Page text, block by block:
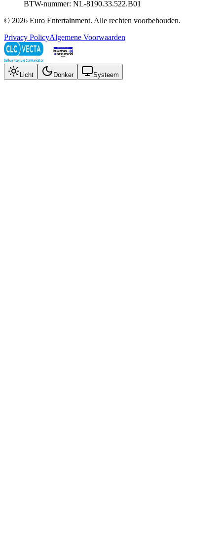
BTW-nummer: NL-8190.33.522.B01
© 2026 Euro Entertainment. Alle rechten voorbehouden.
Privacy PolicyAlgemene Voorwaarden
Licht Donker Systeem